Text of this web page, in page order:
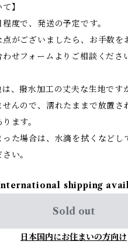
】
で、発送の予定です。
ございましたら、お手数を
せフォームよりご相談くださ
、撥水加工の丈夫な生地です
んので、濡れたままで放置さ
ます。
た場合は、水滴を拭くなどし
い。
shipping
Sold out
日本国内にお住まいの方向け